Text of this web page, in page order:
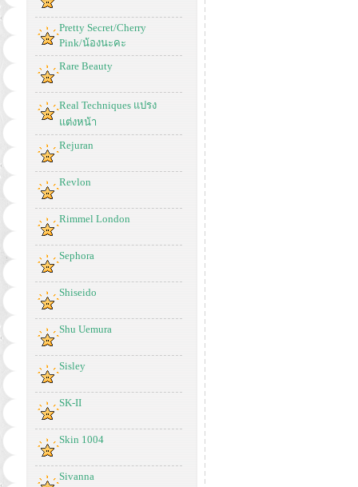
Pretty Secret/Cherry
Pink/น้องนะคะ
Rare Beauty
Real Techniques แปรง
แต่งหน้า
Rejuran
Revlon
Rimmel London
Sephora
Shiseido
Shu Uemura
Sisley
SK-II
Skin 1004
Sivanna